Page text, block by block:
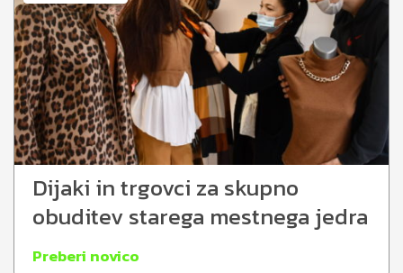
Dijaki in trgovci za skupno
obuditev starega mestnega jedra
Preberi novico